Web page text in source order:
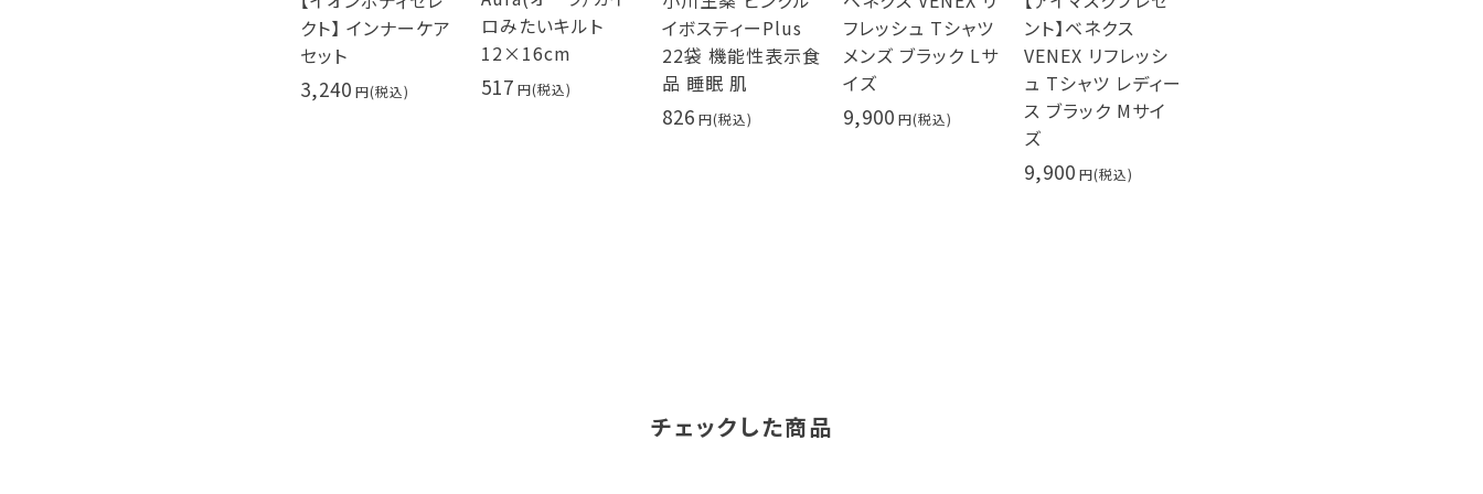
クト】 インナーケア
セット
3,240
ロみたいキルト
12×16cm
517
イボスティーPlus
22袋 機能性表示食
品 睡眠 肌
826
フレッシュ Tシャツ
メンズ ブラック Lサ
イズ
9,900
ント】ベネクス
VENEX リフレッシ
ュ Tシャツ レディー
ス ブラック Mサイ
ズ
9,900
チェックした商品